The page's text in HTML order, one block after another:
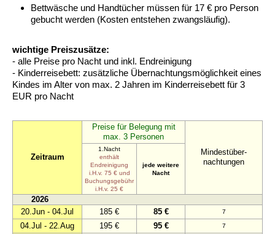
Bettwäsche und Handtücher müssen für 17 € pro Person
gebucht werden (Kosten entstehen zwangsläufig).
wichtige Preiszusätze:
- alle Preise pro Nacht und inkl. Endreinigung
- Kinderreisebett: zusätzliche Übernachtungsmöglichkeit eines
Kindes im Alter von max. 2 Jahren im Kinderreisebett für 3
EUR pro Nacht
Zeitraum
Preise für Belegung mit
max. 3 Personen
Mindestüber-
nachtungen
1.Nacht
enthält
Endreinigung
i.H.v. 75 € und
Buchungsgebühr
i.H.v. 25 €
jede weitere
Nacht
2026
20.Jun - 04.Jul
185 € 85 € 7
04.Jul - 22.Aug 195 € 95 € 7